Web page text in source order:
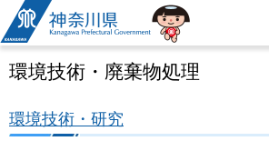
神奈川県
環境技術・廃棄物処理
環境技術・研究